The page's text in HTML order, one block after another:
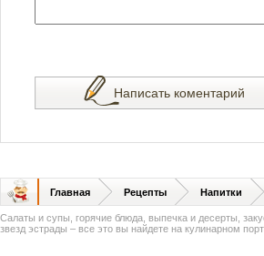
Написать коментарий
Главная Рецепты Напитки
Салаты и супы, горячие блюда, выпечка и десерты,
звезд эстрады – все это вы найдете на кулинарном